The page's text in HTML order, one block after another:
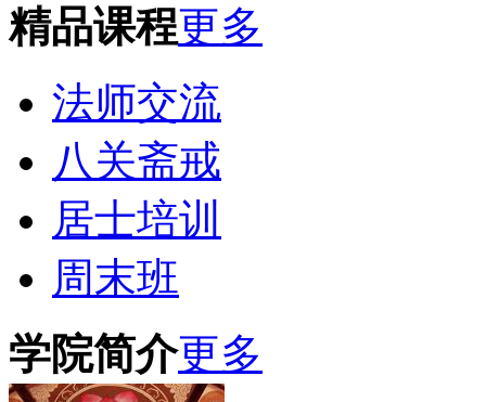
精品课程更多
法师交流
八关斋戒
居士培训
周末班
学院简介更多